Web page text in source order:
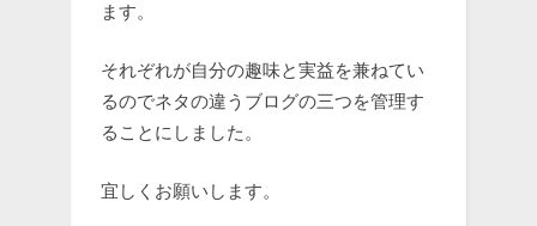
ます。
それぞれが自分の趣味と実益を兼ねてい
るのでネタの違うブログの三つを管理す
ることにしました。
宜しくお願いします。